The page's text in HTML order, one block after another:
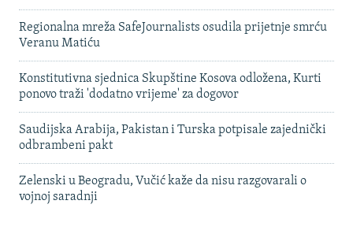
Regionalna mreža SafeJournalists osudila prijetnje smrću
Veranu Matiću
Konstitutivna sjednica Skupštine Kosova odložena, Kurti
ponovo traži 'dodatno vrijeme' za dogovor
Saudijska Arabija, Pakistan i Turska potpisale zajednički
odbrambeni pakt
Zelenski u Beogradu, Vučić kaže da nisu razgovarali o
vojnoj saradnji